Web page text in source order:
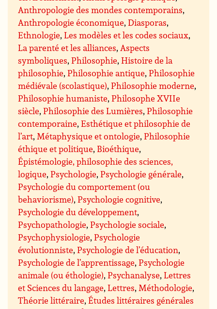
Anthropologie des mondes contemporains,
Anthropologie économique,Diasporas,
Ethnologie,Les modèles et les codes sociaux,
La parenté et les alliances, Aspects
symboliques,Philosophie,Histoire de la
philosophie,Philosophie antique,Philosophie
médiévale (scolastique),Philosophie moderne,
Philosophie humaniste,Philosophe XVIIe
siècle,Philosophie des Lumières,Philosophie
contemporaine,Esthétique et philosophie de
l’art, Métaphysique et ontologie,Philosophie
éthique et politique, Bioéthique,
Épistémologie, philosophie des sciences,
logique,Psychologie,Psychologie générale,
Psychologie du comportement (ou
behaviorisme),Psychologie cognitive,
Psychologie du développement,
Psychopathologie,Psychologie sociale,
Psychophysiologie,Psychologie
évolutionniste,Psychologie de l’éducation,
Psychologie de l’apprentissage,Psychologie
animale (ou éthologie),Psychanalyse,Lettres
et Sciences du langage,Lettres, Méthodologie,
Théorie littéraire,Études littéraires générales